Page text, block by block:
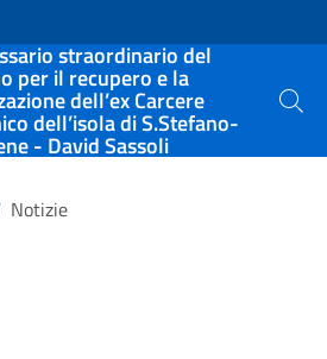
straordinario del
per il recupero e la
dell’ex Carcere
dell’isola di S.Stefano-
- David Sassoli
Cerca
Notizie